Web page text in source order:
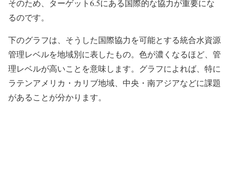
そのため、ターゲット6.5にある国際的な協力が重要にな
るのです。
下のグラフは、そうした国際協力を可能とする統合水資源
管理レベルを地域別に表したもの。色が濃くなるほど、管
理レベルが高いことを意味します。グラフによれば、特に
ラテンアメリカ・カリブ地域、中央・南アジアなどに課題
があることが分かります。